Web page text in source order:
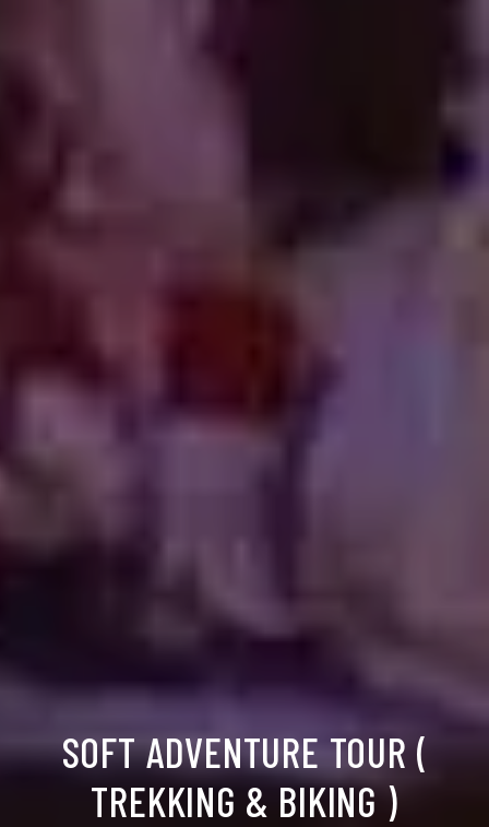
SOFT ADVENTURE TOUR (
TREKKING & BIKING )